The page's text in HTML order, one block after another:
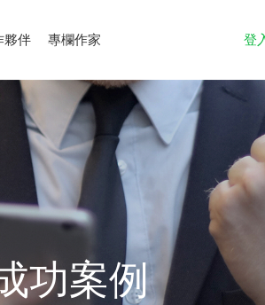
夥伴 專欄作家 登
功案例